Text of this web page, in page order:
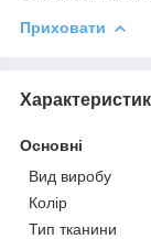
Приховати
Основні
Вид виробу
Колір
Тип тканини